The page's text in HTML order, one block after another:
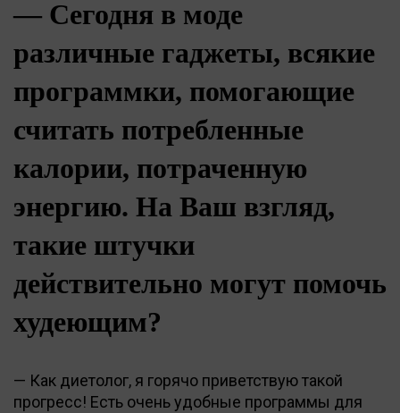
— Сегодня в моде
различные гаджеты, всякие
программки, помогающие
считать потребленные
калории, потраченную
энергию. На Ваш взгляд,
такие штучки
действительно могут помочь
худеющим?
— Как диетолог, я горячо приветствую такой
прогресс! Есть очень удобные программы для